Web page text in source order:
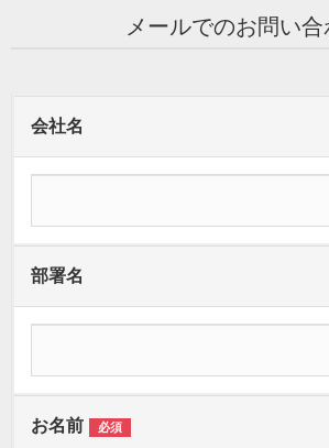
メールでのお問い合
会社名
部署名
お名前 必須